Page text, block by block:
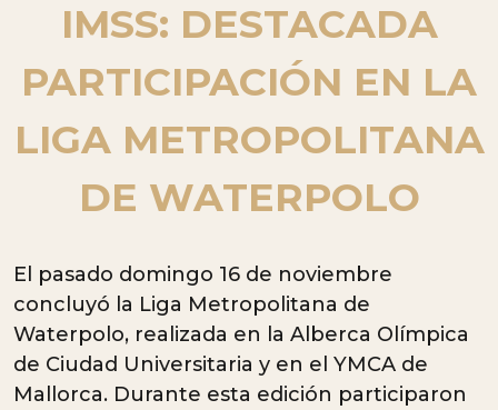
IMSS: DESTACADA
PARTICIPACIÓN EN LA
LIGA METROPOLITANA
DE WATERPOLO
El pasado domingo 16 de noviembre
concluyó la Liga Metropolitana de
Waterpolo, realizada en la Alberca Olímpica
de Ciudad Universitaria y en el YMCA de
Mallorca. Durante esta edición participaron